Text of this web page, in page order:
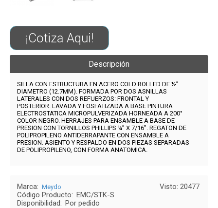
¡Cotiza Aqui!
Descripción
SILLA CON ESTRUCTURA EN ACERO COLD ROLLED DE ½”
DIAMETRO (12.7MM). FORMADA POR DOS ASNILLAS
LATERALES CON DOS REFUERZOS: FRONTAL Y
POSTERIOR. LAVADA Y FOSFATIZADA A BASE PINTURA
ELECTROSTATICA MICROPULVERIZADA HORNEADA A 200°
COLOR NEGRO. HERRAJES PARA ENSAMBLE A BASE DE
PRESION CON TORNILLOS PHILLIPS ¼” X 7/16”. REGATON DE
POLIPROPILENO ANTIDERRAPANTE CON ENSAMBLE A
PRESION. ASIENTO Y RESPALDO EN DOS PIEZAS SEPARADAS
DE POLIPROPILENO, CON FORMA ANATOMICA.
Visto: 20477
Marca: Meydo
Código Producto: EMC/STK-S
Disponibilidad: Por pedido